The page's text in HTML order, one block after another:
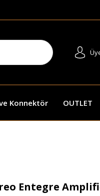
Konnektör OUTLET
Entegre